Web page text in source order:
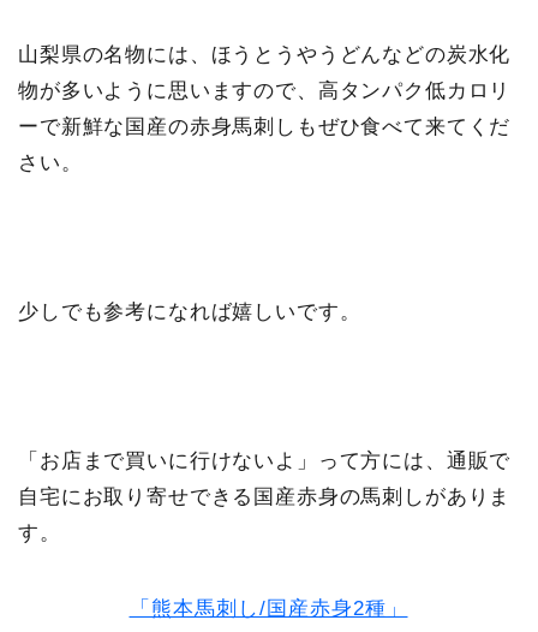
山梨県の名物には、ほうとうやうどんなどの炭水化
物が多いように思いますので、高タンパク低カロリ
ーで新鮮な国産の赤身馬刺しもぜひ食べて来てくだ
さい。
少しでも参考になれば嬉しいです。
「お店まで買いに行けないよ」って方には、通販で
自宅にお取り寄せできる国産赤身の馬刺しがありま
す。
「熊本馬刺し/国産赤身2種」